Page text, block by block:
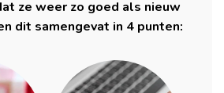
ze weer zo goed als nieuw
dit samengevat in 4 punten: